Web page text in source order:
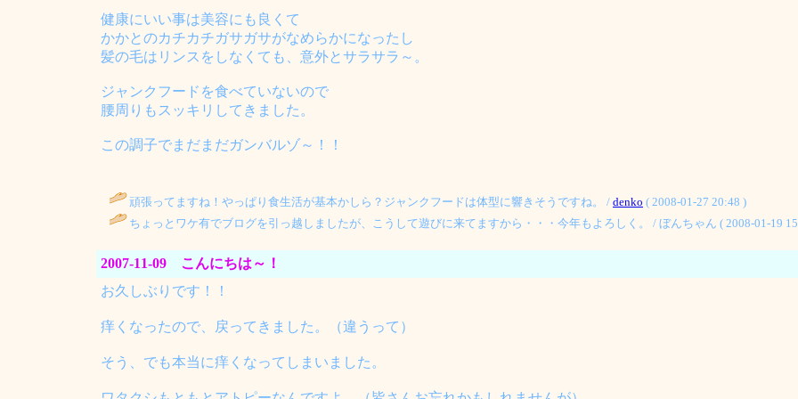
健康にいい事は美容にも良くて
かかとのカチカチガサガサがなめらかになったし
髪の毛はリンスをしなくても、意外とサラサラ～。
ジャンクフードを食べていないので
腰周りもスッキリしてきました。
この調子でまだまだガンバルゾ～！！
頑張ってますね！やっぱり食生活が基本かしら？ジャンクフードは体型に響きそうですね。 / denko ( 2008-01-27 20:48 )
ちょっとワケ有でブログを引っ越しましたが、こうして遊びに来てますから・・・今年もよろしく。 / ぼんちゃん ( 2008-01-19
2007-11-09 こんにちは～！
お久しぶりです！！
痒くなったので、戻ってきました。（違うって）
そう、でも本当に痒くなってしまいました。